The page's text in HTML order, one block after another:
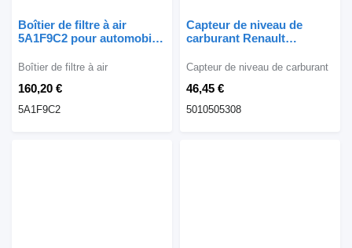
Boîtier de filtre à air
5A1F9C2 pour automobile
160,20 €
Boîtier de filtre à air
5A1F9C2
Capteur de niveau de
carburant Renault
5010505308 pour tracteur
46,45 €
Capteur de niveau de carburant
5010505308